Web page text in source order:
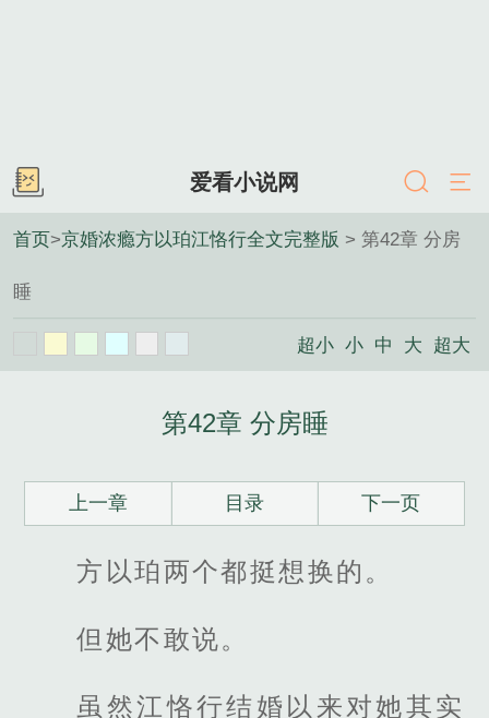
爱看小说网
首页>京婚浓瘾方以珀江恪行全文完整版 > 第42章 分房
睡
超小 小 中 大 超大
第42章 分房睡
上一章 目录 下一页
方以珀两个都挺想换的。
但她不敢说。
虽然江恪行结婚以来对她其实